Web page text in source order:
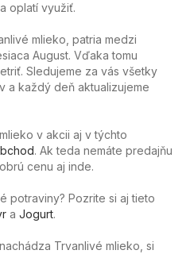
oplatí využiť.
mlieko, patria medzi
August. Vďaka tomu
Sledujeme za vás všetky
každý deň aktualizujeme
v akcii aj v týchto
. Ak teda nemáte predajňu
cenu aj inde.
potraviny? Pozrite si aj tieto
a Jogurt.
Trvanlivé mlieko, si